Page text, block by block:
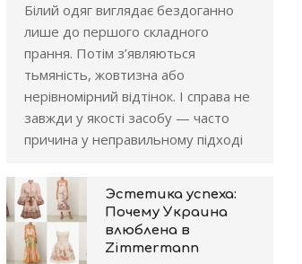
Білий одяг виглядає бездоганно
лише до першого складного
прання. Потім з’являються
тьмяність, жовтизна або
нерівномірний відтінок. І справа не
завжди у якості засобу — часто
причина у неправильному підході
Эстетика успеха:
Почему Украина
влюблена в
Zimmermann